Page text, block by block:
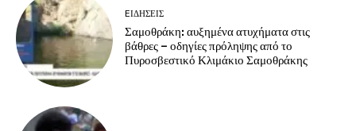
EΙΔΗΣΕΙΣ
Σαμοθράκη: αυξημένα ατυχήματα στις
βάθρες – οδηγίες πρόληψης από το
Πυροσβεστικό Κλιμάκιο Σαμοθράκης